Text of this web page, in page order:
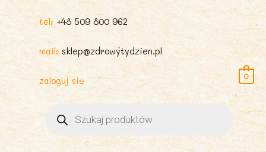
tel: +48 509 800 962
mail: sklep@zdrowytydzien.pl
zaloguj się
produktów
0